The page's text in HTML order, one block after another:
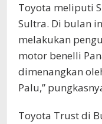
Toyota meliputi
Sultra. Di bulan
melakukan
motor benelli
dimenangkan
Palu,”
Toyota Trust di